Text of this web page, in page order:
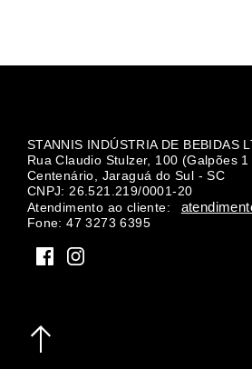
STANNIS INDÚSTRIA DE BEBIDAS
Rua Claudio Stulzer, 100 (Galpões 1
Centenário, Jaraguá do Sul - SC
CNPJ: 26.521.219/0001-20
Atendimento ao cliente:
Fone: 47 3273 6395